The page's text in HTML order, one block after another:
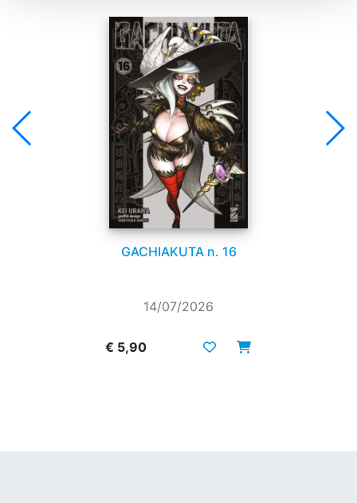
GACHIAKUTA n. 16
14/07/2026
€ 5,90